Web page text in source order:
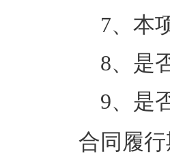
7、本
8、是
9、是
合同履